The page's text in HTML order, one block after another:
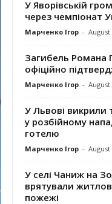
У Яворівській
через чемпіонат
Марченко Ігор - August
Загибель Романа
офіційно
Марченко Ігор - August
У Львові викрили
у розбійному
готелю
Марченко Ігор - August
У селі Чаниж на
врятували
пожежі